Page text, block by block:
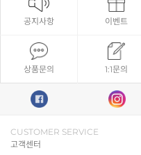
공지사항 이벤트
상품문의 1:1문의
CUSTOMER SERVICE
고객센터